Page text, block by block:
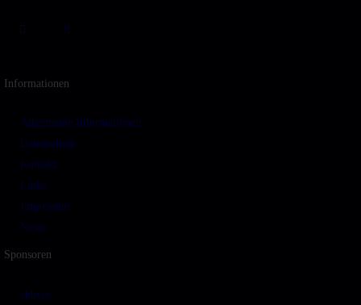
Informationen
Allgemeine Informationen
Datenschutz
Kontakt
Links
Impressum
News
Sponsoren
abbvie